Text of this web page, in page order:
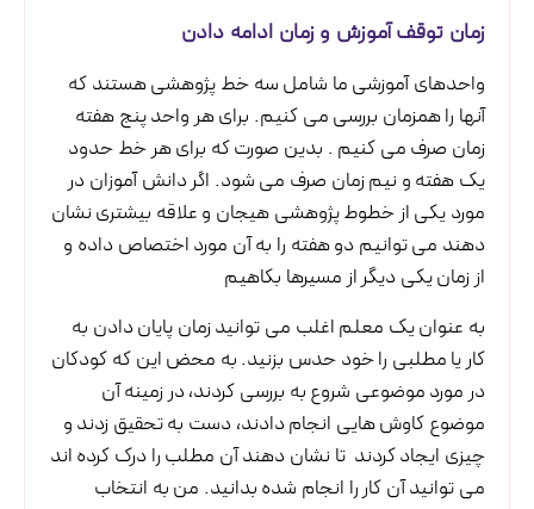
زمان توقف آموزش و زمان ادامه دادن
واحدهای آموزشی ما شامل سه خط پژوهشی هستند که
آنها را همزمان بررسی می کنیم. برای هر واحد پنج هفته
زمان صرف می کنیم . بدین صورت که برای هر خط حدود
یک هفته و نیم زمان صرف می شود. اگر دانش آموزان در
مورد یکی از خطوط پژوهشی هیجان و علاقه بیشتری نشان
دهند می توانیم دو هفته را به آن مورد اختصاص داده و
از زمان یکی دیگر از مسیرها بکاهیم
به عنوان یک معلم اغلب می توانید زمان پایان دادن به
کار یا مطلبی را خود حدس بزنید. به محض این که کودکان
در مورد موضوعی شروع به بررسی کردند، در زمینه آن
موضوع کاوش هایی انجام دادند، دست به تحقیق زدند و
چیزی ایجاد کردند تا نشان دهند آن مطلب را درک کرده اند
می توانید آن کار را انجام شده بدانید. من به انتخاب